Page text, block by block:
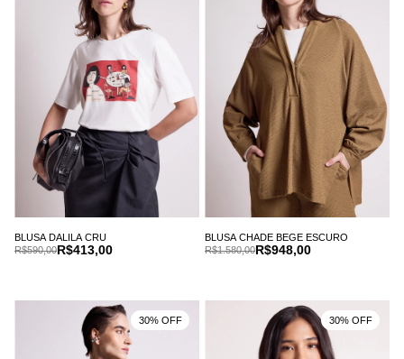
BLUSA DALILA CRU
R$413,00
R$590,00
BLUSA CHADE BEGE ESCURO
R$948,00
R$1.580,00
30% OFF 30% OFF